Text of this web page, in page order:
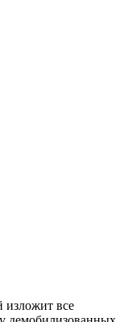
изложит все